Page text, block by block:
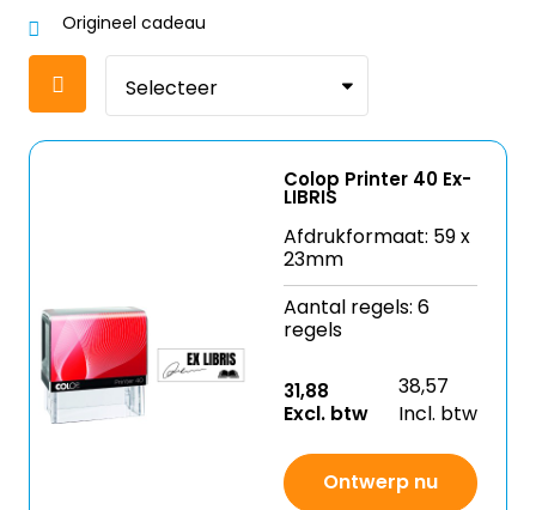
Origineel cadeau
Colop Printer 40 Ex-
LIBRIS
Afdrukformaat: 59 x
23mm
Aantal regels: 6
regels
31,88
Excl. btw
38,57
Incl. btw
Ontwerp nu